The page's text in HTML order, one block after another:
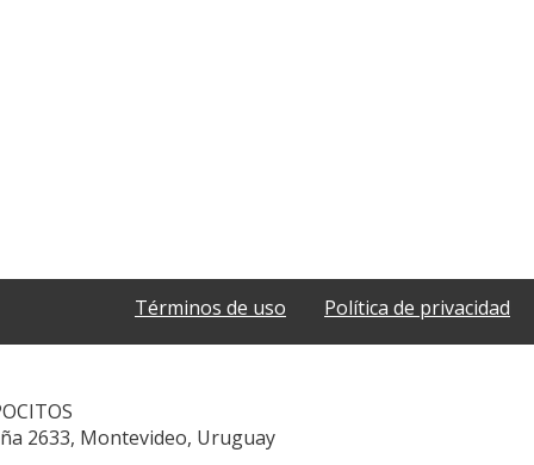
Términos de uso Política de privacidad
2633, Montevideo, Uruguay